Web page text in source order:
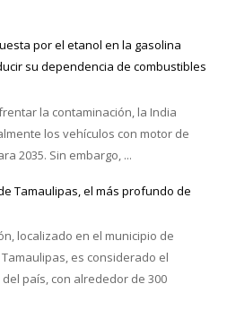
por el etanol en la gasolina
su dependencia de combustibles
la contaminación, la India
los vehículos con motor de
2035. Sin embargo, ...
Tamaulipas, el más profundo de
localizado en el municipio de
es considerado el
país, con alrededor de 300